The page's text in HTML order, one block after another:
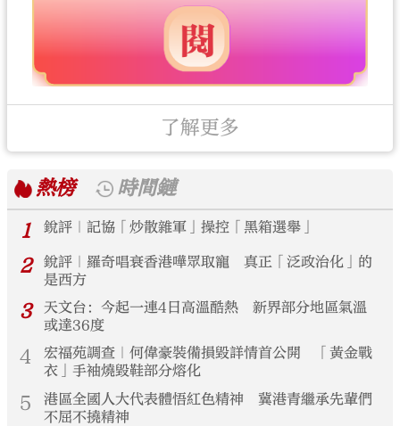
了解更多
熱榜
時間鏈
1
銳評｜記協「炒散雜軍」操控「黑箱選舉」
2
銳評｜羅奇唱衰香港嘩眾取寵 真正「泛政治化」的
是西方
3
天文台：今起一連4日高溫酷熱 新界部分地區氣溫
或達36度
4
宏福苑調查｜何偉豪裝備損毀詳情首公開 「黃金戰
衣」手袖燒毀鞋部分熔化
5
港區全國人大代表體悟紅色精神 冀港青繼承先輩們
不屈不撓精神